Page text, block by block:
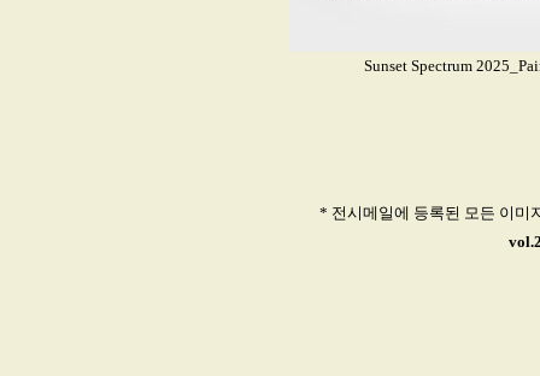
Sunset Spectrum
* 전시메일에 등록된 모든 이미